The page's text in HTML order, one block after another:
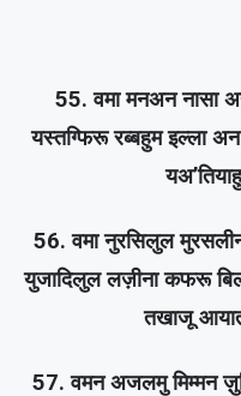
55. वमा मनअन नासा
यस्तग्फिरू रब्बहुम इल्ला
56. वमा नुरसिलुल
युजादिलुल लज़ीना कफरू बिल
तखाजू
57. वमन अजलमु मिम्मन